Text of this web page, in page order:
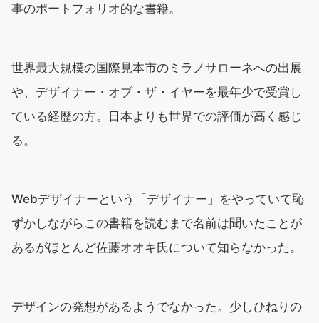
事のポートフォリオ的な書籍。
世界最大規模の国際見本市のミラノサローネへの出展
や、デザイナー・オブ・ザ・イヤーを最年少で受賞し
ている経歴の方。日本よりも世界での評価が高く感じ
る。
Webデザイナーという「デザイナー」をやっていて恥
ずかしながらこの書籍を読むまで名前は聞いたことが
あるがほとんど佐藤オオキ氏について知らなかった。
デザインの発想があるようでなかった。少しひねりの